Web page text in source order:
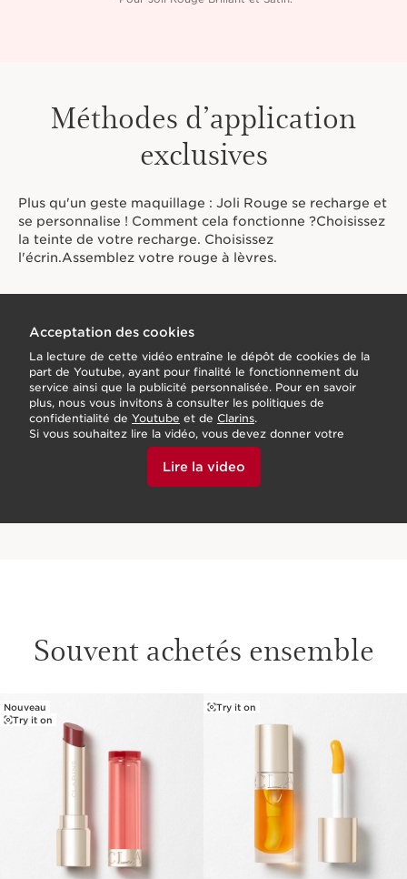
Méthodes d’application
exclusives
Plus qu'un geste maquillage : Joli Rouge se recharge et
se personnalise ! Comment cela fonctionne ?Choisissez
la teinte de votre recharge. Choisissez
l'écrin.Assemblez votre rouge à lèvres.
Acceptation des cookies
La lecture de cette vidéo entraîne le dépôt de cookies de la
part de Youtube, ayant pour finalité le fonctionnement du
service ainsi que la publicité personnalisée. Pour en savoir
plus, nous vous invitons à consulter les politiques de
confidentialité de Youtube et de Clarins.
Si vous souhaitez lire la vidéo, vous devez donner votre
accord en cliquant ci-dessous.
Lire la video
Souvent achetés ensemble
ALLER AU CONTENU
Nouveau
Try it on
Try it on